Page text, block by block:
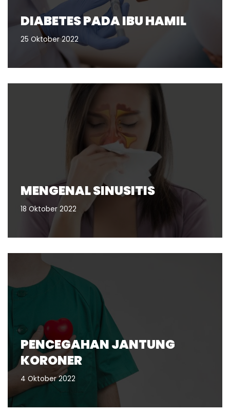
DIABETES PADA IBU HAMIL
25 Oktober 2022
MENGENAL SINUSITIS
18 Oktober 2022
PENCEGAHAN JANTUNG
KORONER
4 Oktober 2022